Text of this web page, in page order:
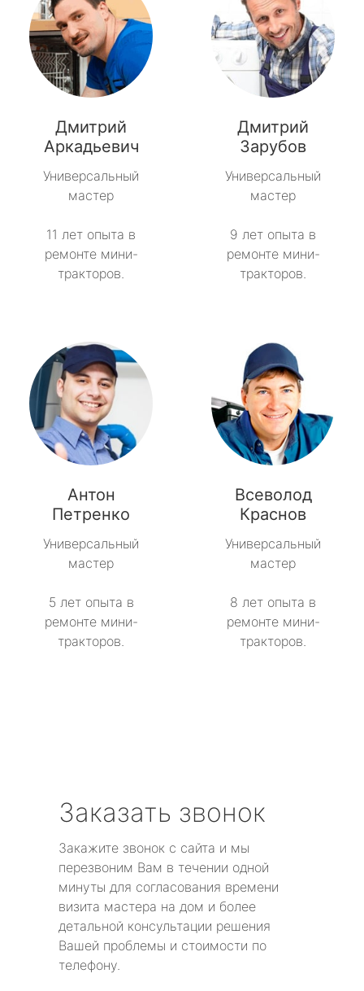
Дмитрий
Аркадьевич
Универсальный
мастер
11 лет опыта в
ремонте мини-
тракторов.
Дмитрий
Зарубов
Универсальный
мастер
9 лет опыта в
ремонте мини-
тракторов.
Антон
Петренко
Универсальный
мастер
5 лет опыта в
ремонте мини-
тракторов.
Всеволод
Краснов
Универсальный
мастер
8 лет опыта в
ремонте мини-
тракторов.
Заказать звонок
Закажите звонок с сайта и мы
перезвоним Вам в течении одной
минуты для согласования времени
визита мастера на дом и более
детальной консультации решения
Вашей проблемы и стоимости по
телефону.